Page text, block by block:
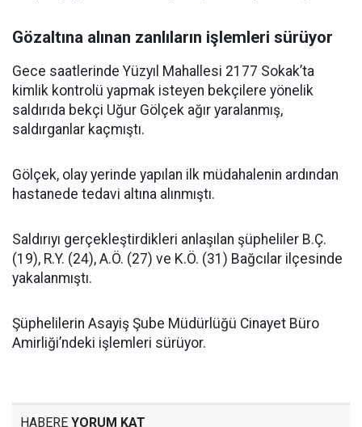
Gözaltına alınan zanlıların işlemleri sürüyor
Gece saatlerinde Yüzyıl Mahallesi 2177 Sokak’ta
kimlik kontrolü yapmak isteyen bekçilere yönelik
saldırıda bekçi Uğur Gölçek ağır yaralanmış,
saldırganlar kaçmıştı.
Gölçek, olay yerinde yapılan ilk müdahalenin ardından
hastanede tedavi altına alınmıştı.
Saldırıyı gerçekleştirdikleri anlaşılan şüpheliler B.Ç.
(19), R.Y. (24), A.Ö. (27) ve K.Ö. (31) Bağcılar ilçesinde
yakalanmıştı.
Şüphelilerin Asayiş Şube Müdürlüğü Cinayet Büro
Amirliği’ndeki işlemleri sürüyor.
HABERE YORUM KAT